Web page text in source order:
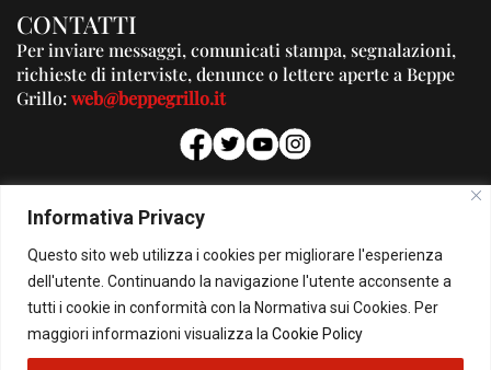
Informativa Privacy
Questo sito web utilizza i cookies per migliorare l'esperienza
dell'utente. Continuando la navigazione l'utente acconsente a
tutti i cookie in conformità con la Normativa sui Cookies. Per
maggiori informazioni visualizza la Cookie Policy
CONTATTI
Per inviare messaggi, comunicati stampa, segnalazioni,
richieste di interviste, denunce o lettere aperte a Beppe
Grillo:web@beppegrillo.it
PUBBLICITA'
Per la tua pubblicità su questo Blog:
pubblicita@beppegrillo.it